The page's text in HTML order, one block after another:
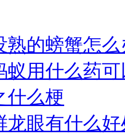
熟的螃蟹怎么
蚁用什么药
什么梗
龙眼有什么好